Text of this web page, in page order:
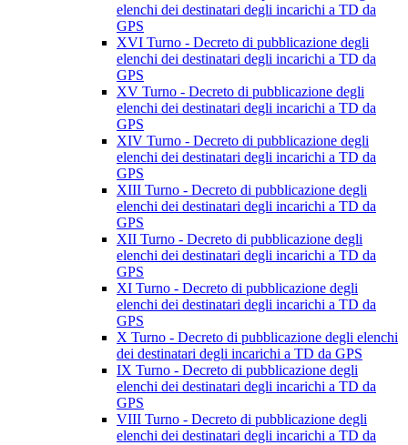
elenchi dei destinatari degli incarichi a TD da
GPS
XVI Turno - Decreto di pubblicazione degli
elenchi dei destinatari degli incarichi a TD da
GPS
XV Turno - Decreto di pubblicazione degli
elenchi dei destinatari degli incarichi a TD da
GPS
XIV Turno - Decreto di pubblicazione degli
elenchi dei destinatari degli incarichi a TD da
GPS
XIII Turno - Decreto di pubblicazione degli
elenchi dei destinatari degli incarichi a TD da
GPS
XII Turno - Decreto di pubblicazione degli
elenchi dei destinatari degli incarichi a TD da
GPS
XI Turno - Decreto di pubblicazione degli
elenchi dei destinatari degli incarichi a TD da
GPS
X Turno - Decreto di pubblicazione degli elenchi
dei destinatari degli incarichi a TD da GPS
IX Turno - Decreto di pubblicazione degli
elenchi dei destinatari degli incarichi a TD da
GPS
VIII Turno - Decreto di pubblicazione degli
elenchi dei destinatari degli incarichi a TD da